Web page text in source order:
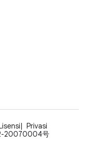
Privasi
20070004号